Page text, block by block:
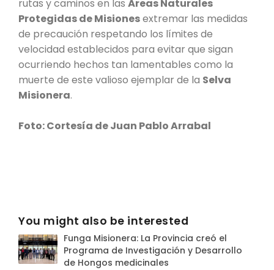
rutas y caminos en las Áreas Naturales
Protegidas de Misionesextremar las medidas
de precaución respetando los límites de
velocidad establecidos para evitar que sigan
ocurriendo hechos tan lamentables como la
muerte de este valioso ejemplar de la Selva
Misionera.
Foto: Cortesía de Juan Pablo Arrabal
You might also be interested
Funga Misionera: La Provincia creó el
Programa de Investigación y Desarrollo
de Hongos medicinales